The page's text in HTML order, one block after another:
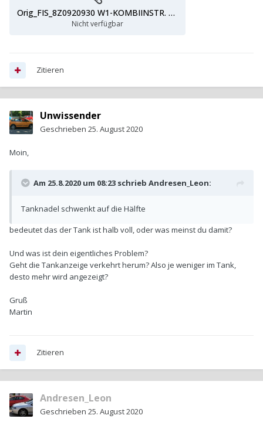
Orig_FIS_8Z0920930 W1-KOMBIINSTR. VDO D13.BIN
Nicht verfügbar
Zitieren
Unwissender
Geschrieben 25. August 2020
Moin,
Am 25.8.2020 um 08:23 schrieb Andresen_Leon:
Tanknadel schwenkt auf die Hälfte
bedeutet das der Tank ist halb voll, oder was meinst du damit?
Und was ist dein eigentliches Problem?
Geht die Tankanzeige verkehrt herum? Also je weniger im Tank,
desto mehr wird angezeigt?
Gruß
Martin
Zitieren
Andresen_Leon
Geschrieben 25. August 2020